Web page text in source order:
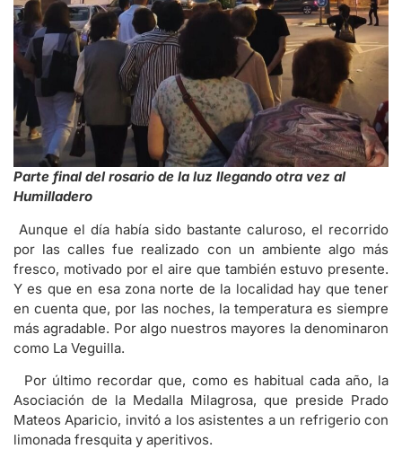
Parte final del rosario de la luz llegando otra vez al
Humilladero
Aunque el día había sido bastante caluroso, el recorrido
por las calles fue realizado con un ambiente algo más
fresco, motivado por el aire que también estuvo presente.
Y es que en esa zona norte de la localidad hay que tener
en cuenta que, por las noches, la temperatura es siempre
más agradable. Por algo nuestros mayores la denominaron
como La Veguilla.
Por último recordar que, como es habitual cada año, la
Asociación de la Medalla Milagrosa, que preside Prado
Mateos Aparicio, invitó a los asistentes a un refrigerio con
limonada fresquita y aperitivos.